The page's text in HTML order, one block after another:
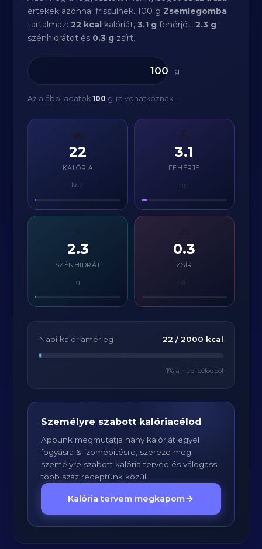
értékek azonnal frissülnek. 100 g Zsemlegomba
tartalmaz:22 kcal kalóriát,3.1 g fehérjét,2.3 g
szénhidrátot és 0.3 g zsírt.
g
Az alábbi adatok100 g-ra vonatkoznak.
🔥
22
KALÓRIA
kcal
💪
3.1
FEHÉRJE
g
⚡
2.3
SZÉNHIDRÁT
g
0.3
ZSÍR
g
Napi kalóriamérleg 22 / 2000 kcal
1% a napi célodból
Személyre szabott kalóriacélod
Appunk megmutatja hány kalóriát egyél
fogyásra & izomépítésre, szerezd meg
személyre szabott kalória terved és válogass
több száz receptünk közül!
Kalória tervem megkapom